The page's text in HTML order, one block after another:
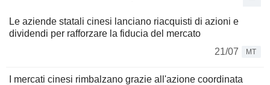
Le aziende statali cinesi lanciano riacquisti di azioni e
dividendi per rafforzare la fiducia del mercato
21/07
MT
I mercati cinesi rimbalzano grazie all'azione coordinata